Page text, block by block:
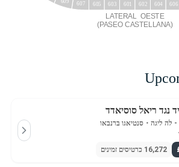
601
603
605
607 606
604
602
LATERAL
OESTE
(
)
PASEO CASTELLANA
נגד ריאל סוסיאדד
- לה ליגה ・ סנטיאגו ברנבאו
16,272 כרטיסים זמינים